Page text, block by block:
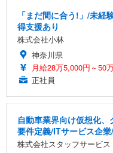
「まだ間に合う!」/未経
得支援あり
株式会社小林
神奈川県
月給28万5,000円～50
正社員
自動車業界向け仮想化
要件定義/ITサービス企
株式会社スタッフサービス